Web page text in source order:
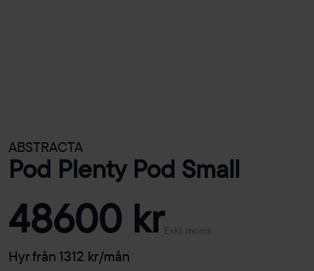
ABSTRACTA
Pod Plenty Pod Small
48600 krExkl. moms
Hyr från 1312 kr/mån